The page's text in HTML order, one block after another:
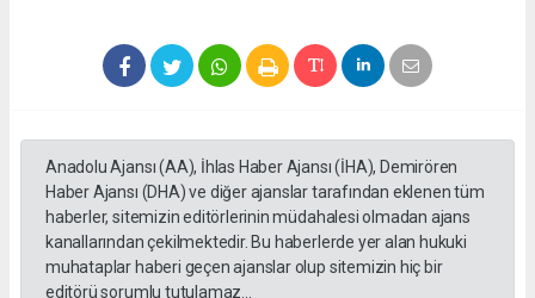
Anadolu Ajansı (AA), İhlas Haber Ajansı (İHA), Demirören
Haber Ajansı (DHA) ve diğer ajanslar tarafından eklenen tüm
haberler, sitemizin editörlerinin müdahalesi olmadan ajans
kanallarından çekilmektedir. Bu haberlerde yer alan hukuki
muhataplar haberi geçen ajanslar olup sitemizin hiç bir
editörü sorumlu tutulamaz...